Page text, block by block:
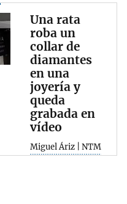
Una rata
roba un
collar de
diamantes
en una
joyería y
queda
grabada en
vídeo
Miguel Áriz | NTM